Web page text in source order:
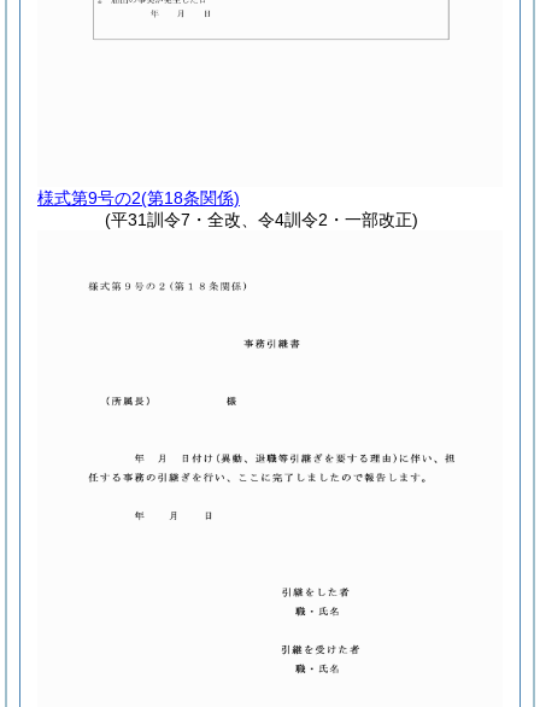
様式第9号の2(第18条関係)
(平31訓令7・全改、令4訓令2・一部改正)